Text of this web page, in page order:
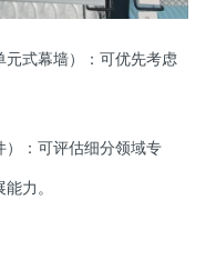
元式幕墙）：可优先考虑
）：可评估细分领域专
力。